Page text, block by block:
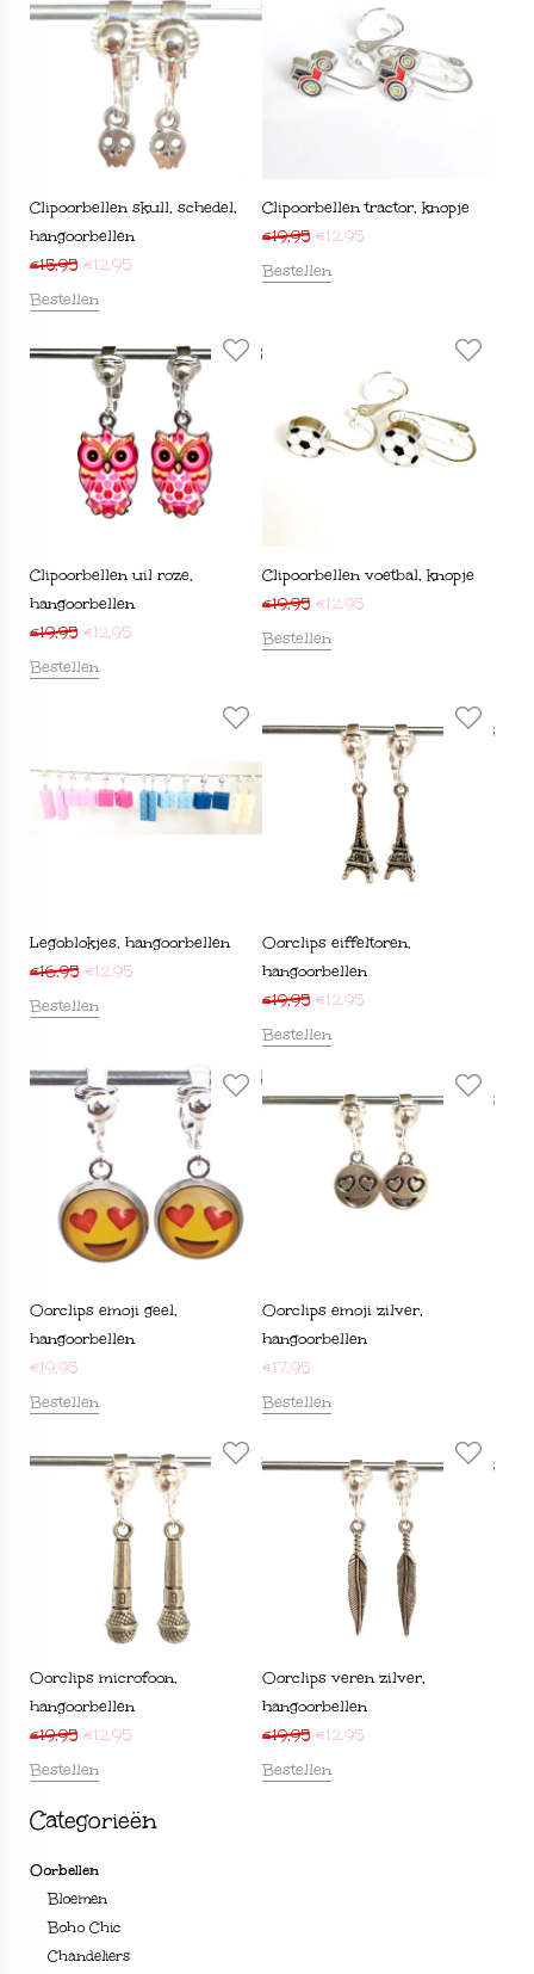
Clipoorbellen skull, schedel,
hangoorbellen
€15,95 €12,95
Bestellen
Clipoorbellen tractor, knopje
€19,95 €12,95
Bestellen
Clipoorbellen uil roze,
hangoorbellen
€19,95 €12,95
Bestellen
Clipoorbellen voetbal, knopje
€19,95 €12,95
Bestellen
Legoblokjes, hangoorbellen
€16,95 €12,95
Bestellen
Oorclips eiffeltoren,
hangoorbellen
€19,95 €12,95
Bestellen
Oorclips emoji geel,
hangoorbellen
€19,95
Bestellen
Oorclips emoji zilver,
hangoorbellen
€17,95
Bestellen
Oorclips microfoon,
hangoorbellen
€19,95 €12,95
Bestellen
Oorclips veren zilver,
hangoorbellen
€19,95 €12,95
Bestellen
Categorieën
Oorbellen
Bloemen
Boho Chic
Chandeliers